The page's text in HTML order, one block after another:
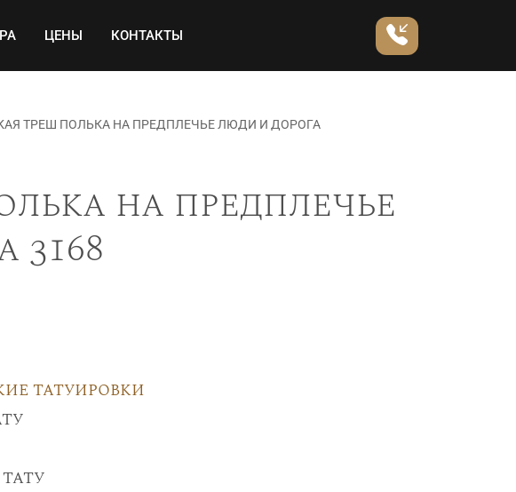
ЦЕНЫ КОНТАКТЫ
ТРЕШ ПОЛЬКА НА ПРЕДПЛЕЧЬЕ ЛЮДИ И ДОРОГА
на предплечье
3168
татуировки